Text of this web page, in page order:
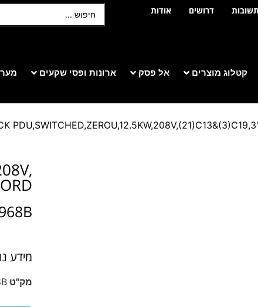
דרושים
אודות
קטלוג מוצרים אל פסק ארונות ופסי שקעים
מידע
מק"ט